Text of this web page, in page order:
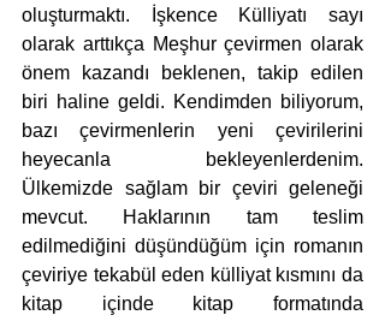
oluşturmaktı. İşkence Külliyatı sayı
olarak arttıkça Meşhur çevirmen olarak
önem kazandı beklenen, takip edilen
biri haline geldi. Kendimden biliyorum,
bazı çevirmenlerin yeni çevirilerini
heyecanla bekleyenlerdenim.
Ülkemizde sağlam bir çeviri geleneği
mevcut. Haklarının tam teslim
edilmediğini düşündüğüm için romanın
çeviriye tekabül eden külliyat kısmını da
kitap içinde kitap formatında